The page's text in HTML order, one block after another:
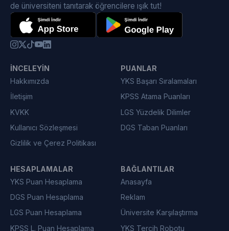
de üniversiteni tanıtarak öğrencilere ışık tut!
İNCELEYIN
Hakkımızda
İletişim
KVKK
Kullanıcı Sözleşmesi
Gizlilik ve Çerez Politikası
PUANLAR
YKS Başarı Sıralamaları
KPSS Atama Puanları
LGS Yüzdelik Dilimler
DGS Taban Puanları
HESAPLAMALAR
YKS Puan Hesaplama
DGS Puan Hesaplama
LGS Puan Hesaplama
KPSS L. Puan Hesaplama
BAĞLANTILAR
Anasayfa
Reklam
Üniversite Karşılaştırma
YKS Tercih Robotu